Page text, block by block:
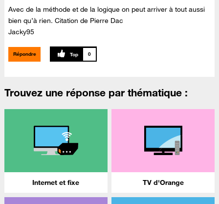
Avec de la méthode et de la logique on peut arriver à tout aussi
bien qu’à rien. Citation de Pierre Dac
Jacky95
Répondre 0
Trouvez une réponse par thématique :
Internet et fixe TV d'Orange